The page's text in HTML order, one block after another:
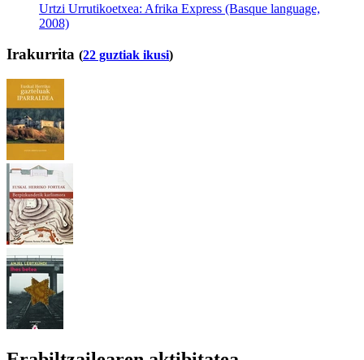
Urtzi Urrutikoetxea: Afrika Express (Basque language,
2008)
Irakurrita (22 guztiak ikusi)